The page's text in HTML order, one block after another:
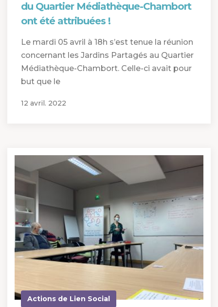
du Quartier Médiathèque-Chambort
ont été attribuées !
Le mardi 05 avril à 18h s’est tenue la réunion
concernant les Jardins Partagés au Quartier
Médiathèque-Chambort. Celle-ci avait pour
but que le
12 avril. 2022
Actions de Lien Social